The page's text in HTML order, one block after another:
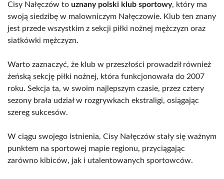
Cisy Nałęczów to uznany polski klub sportowy, który ma
swoją siedzibę w malowniczym Nałęczowie. Klub ten znany
jest przede wszystkim z sekcji piłki nożnej mężczyzn oraz
siatkówki mężczyzn.
Warto zaznaczyć, że klub w przeszłości prowadził również
żeńską sekcję piłki nożnej, która funkcjonowała do 2007
roku. Sekcja ta, w swoim najlepszym czasie, przez cztery
sezony brała udział w rozgrywkach ekstraligi, osiągając
szereg sukcesów.
W ciągu swojego istnienia, Cisy Nałęczów stały się ważnym
punktem na sportowej mapie regionu, przyciągając
zarówno kibiców, jak i utalentowanych sportowców.